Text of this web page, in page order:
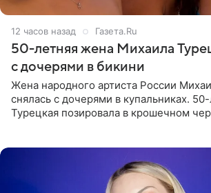
12 часов назад Газета.Ru
50-летняя жена Михаила
с дочерями в бикини
Жена народного артиста России
снялась с дочерями в купальниках.
Турецкая позировала в крошечном